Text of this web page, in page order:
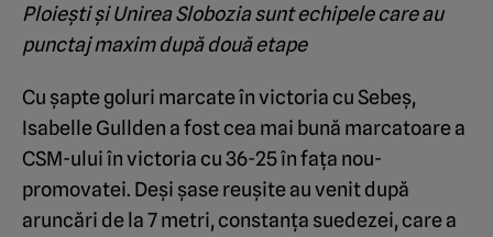
Ploiești și Unirea Slobozia sunt echipele care au
punctaj maxim după două etape
Cu șapte goluri marcate în victoria cu Sebeș,
Isabelle Gullden a fost cea mai bună marcatoare a
CSM-ului în victoria cu 36-25 în fața nou-
promovatei. Deși șase reușite au venit după
aruncări de la 7 metri, constanța suedezei, care a